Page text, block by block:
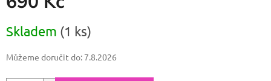
cena:
Skladem (1 ks)
Můžeme doručit do: 7.8.2026